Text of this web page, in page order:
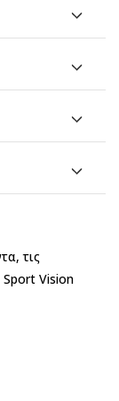
τις
Sport Vision